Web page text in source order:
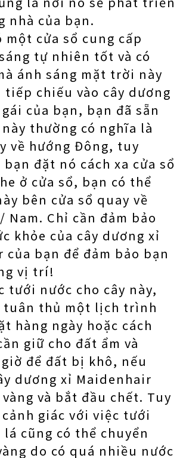
nhà của bạn.
một cửa sổ cung cấp
tự nhiên tốt và có
ánh sáng mặt trời này
tiếp chiếu vào cây dương
của bạn, bạn đã sẵn
thường có nghĩa là
về hướng Đông, tuy
đặt nó cách xa cửa sổ
ở cửa sổ, bạn có thể
bên cửa sổ quay về
Nam. Chỉ cần đảm bảo
khỏe của cây dương xỉ
của bạn để đảm bảo bạn
vị trí!
tưới nước cho cây này,
tuân thủ một lịch trình
hàng ngày hoặc cách
giữ cho đất ẩm và
để đất bị khô, nếu
dương xỉ Maidenhair
và bắt đầu chết. Tuy
giác với việc tưới
cũng có thể chuyển
do có quá nhiều nước